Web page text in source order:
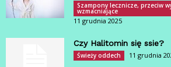
Szampony lecznicze, przeciw
wzmacniające
11 grudnia 2025
Czy Halitomin się ssie?
Świeży oddech 11 grudnia